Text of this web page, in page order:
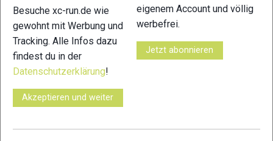
VERWANDTE ARTIKEL Zurück
Besuche xc-run.de wie
gewohnt mit Werbung und
Tracking. Alle Infos dazu
findest du in der
Datenschutzerklärung!
Akzeptieren und weiter
eigenem Account und völlig
werbefrei.
Jetzt abonnieren